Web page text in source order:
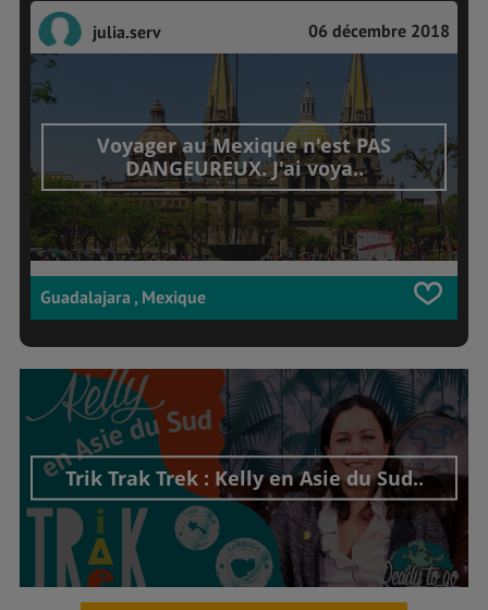
julia.serv 06 décembre 2018
Voyager au Mexique n'est PAS
DANGEUREUX. J'ai voya..
Guadalajara , Mexique
Trik Trak Trek : Kelly en Asie du Sud..